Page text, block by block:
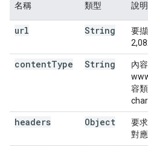
名稱 類型 說明
url String
要
contentType String
內
容
headers Object
要
對應